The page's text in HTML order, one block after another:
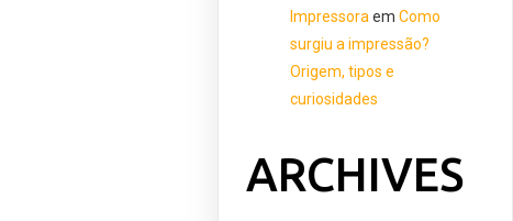
ImpressoraemComo
surgiu a impressão?
Origem, tipos e
curiosidades
ARCHIVES